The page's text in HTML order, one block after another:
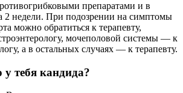
препаратами и в
2 недели. При подозрении на симптомы
можно обратиться к терапевту,
мочеполовой системы — к
а в остальных случаях — к терапевту.
тебя кандида?